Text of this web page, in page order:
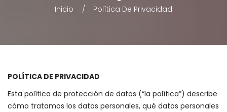
Inicio Política De Privacidad
POLÍTICA DE PRIVACIDAD
Esta política de protección de datos (“la política”) describe
cómo tratamos los datos personales, qué datos personales